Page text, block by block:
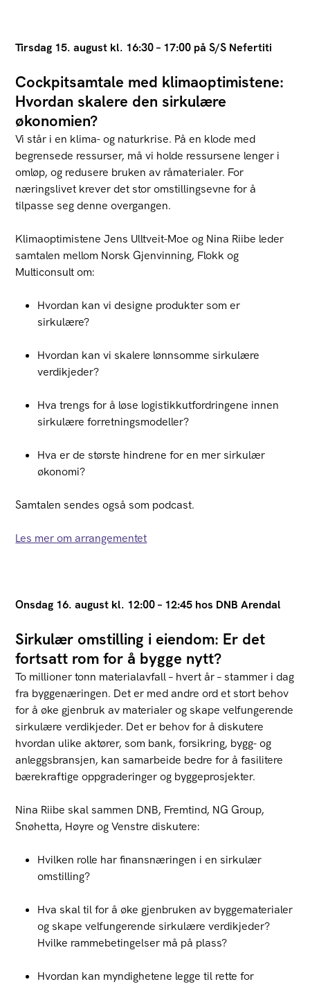
Tirsdag 15. august kl. 16:30 – 17:00 på S/S Nefertiti
Cockpitsamtale med klimaoptimistene:
Hvordan skalere den sirkulære
økonomien?
Vi står i en klima- og naturkrise. På en klode med
begrensede ressurser, må vi holde ressursene lenger i
omløp, og redusere bruken av råmaterialer. For
næringslivet krever det stor omstillingsevne for å
tilpasse seg denne overgangen.
Klimaoptimistene Jens Ulltveit-Moe og Nina Riibe leder
samtalen mellom Norsk Gjenvinning, Flokk og
Multiconsultom:
Hvordan kan vi designe produkter som er
sirkulære?
Hvordan kan vi skalere lønnsomme sirkulære
verdikjeder?
Hva trengs for å løse logistikkutfordringene innen
sirkulære forretningsmodeller?
Hva er de største hindrene for en mer sirkulær
økonomi?
Samtalen sendes også som podcast.
Les mer om arrangementet
Onsdag 16. august kl. 12:00 – 12:45 hos DNB Arendal
Sirkulær omstilling i eiendom: Er det
fortsatt rom for å bygge nytt?
To millioner tonn materialavfall – hvert år – stammer i dag
fra byggenæringen. Det er med andre ord et stort behov
for å øke gjenbruk av materialer og skape velfungerende
sirkulære verdikjeder. Det er behov for å diskutere
hvordan ulike aktører, som bank, forsikring, bygg- og
anleggsbransjen, kan samarbeide bedre for åfasilitere
bærekraftige oppgraderinger og byggeprosjekter.
Nina Riibe skal sammen DNB, Fremtind, NG Group,
Snøhetta, Høyre og Venstre diskutere:
Hvilken rolle har finansnæringen i en sirkulær
omstilling?
Hva skal til for å øke gjenbruken av byggematerialer
og skape velfungerende sirkulære verdikjeder?
Hvilke rammebetingelser må på plass?
Hvordan kan myndighetene legge til rette for